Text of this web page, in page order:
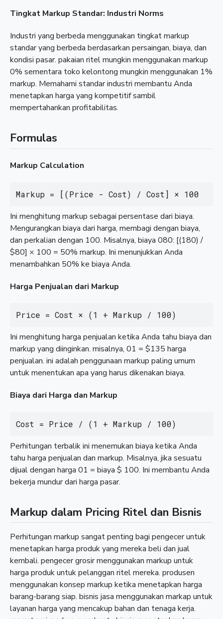
Tingkat Markup Standar: Industri Norms
Industri yang berbeda menggunakan tingkat markup
standar yang berbeda berdasarkan persaingan, biaya, dan
kondisi pasar. pakaian ritel mungkin menggunakan markup
0% sementara toko kelontong mungkin menggunakan 1%
markup. Memahami standar industri membantu Anda
menetapkan harga yang kompetitif sambil
mempertahankan profitabilitas.
Formulas
Markup Calculation
Markup = [(Price - Cost) / Cost] × 100
Ini menghitung markup sebagai persentase dari biaya.
Mengurangkan biaya dari harga, membagi dengan biaya,
dan perkalian dengan 100. Misalnya, biaya 080: [(180) /
$80] × 100 = 50% markup. Ini menunjukkan Anda
menambahkan 50% ke biaya Anda.
Harga Penjualan dari Markup
Price = Cost × (1 + Markup / 100)
Ini menghitung harga penjualan ketika Anda tahu biaya dan
markup yang diinginkan. misalnya, 01 = $135 harga
penjualan. ini adalah penggunaan markup paling umum
untuk menentukan apa yang harus dikenakan biaya.
Biaya dari Harga dan Markup
Cost = Price / (1 + Markup / 100)
Perhitungan terbalik ini menemukan biaya ketika Anda
tahu harga penjualan dan markup. Misalnya, jika sesuatu
dijual dengan harga 01 = biaya $ 100. Ini membantu Anda
bekerja mundur dari harga pasar.
Markup dalam Pricing Ritel dan Bisnis
Perhitungan markup sangat penting bagi pengecer untuk
menetapkan harga produk yang mereka beli dan jual
kembali. pengecer grosir menggunakan markup untuk
harga produk untuk pelanggan ritel mereka. produsen
menggunakan konsep markup ketika menetapkan harga
barang-barang siap. bisnis jasa menggunakan markap untuk
layanan harga yang mencakup bahan dan tenaga kerja.